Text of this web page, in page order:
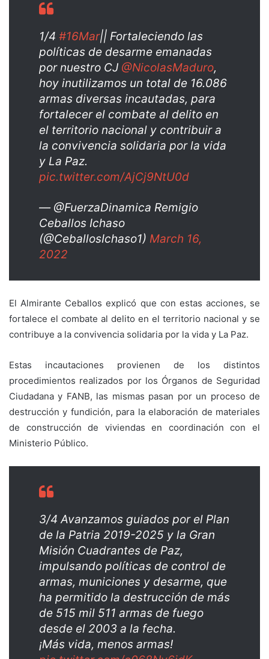
1/4 #16Mar|| Fortaleciendo las
políticas de desarme emanadas
por nuestro CJ @NicolasMaduro,
hoy inutilizamos un total de 16.086
armas diversas incautadas, para
fortalecer el combate al delito en
el territorio nacional y contribuir a
la convivencia solidaria por la vida
y La Paz.
pic.twitter.com/AjCj9NtU0d
— @FuerzaDinamica Remigio
Ceballos Ichaso
(@CeballosIchaso1) March 16,
2022
El Almirante Ceballos explicó que con estas acciones, se
fortalece el combate al delito en el territorio nacional y se
contribuye a la convivencia solidaria por la vida y La Paz.
Estas incautaciones provienen de los distintos
procedimientos realizados por los Órganos de Seguridad
Ciudadana y FANB, las mismas pasan por un proceso de
destrucción y fundición, para la elaboración de materiales
de construcción de viviendas en coordinación con el
Ministerio Público.
3/4 Avanzamos guiados por el Plan
de la Patria 2019-2025 y la Gran
Misión Cuadrantes de Paz,
impulsando políticas de control de
armas, municiones y desarme, que
ha permitido la destrucción de más
de 515 mil 511 armas de fuego
desde el 2003 a la fecha.
¡Más vida, menos armas!